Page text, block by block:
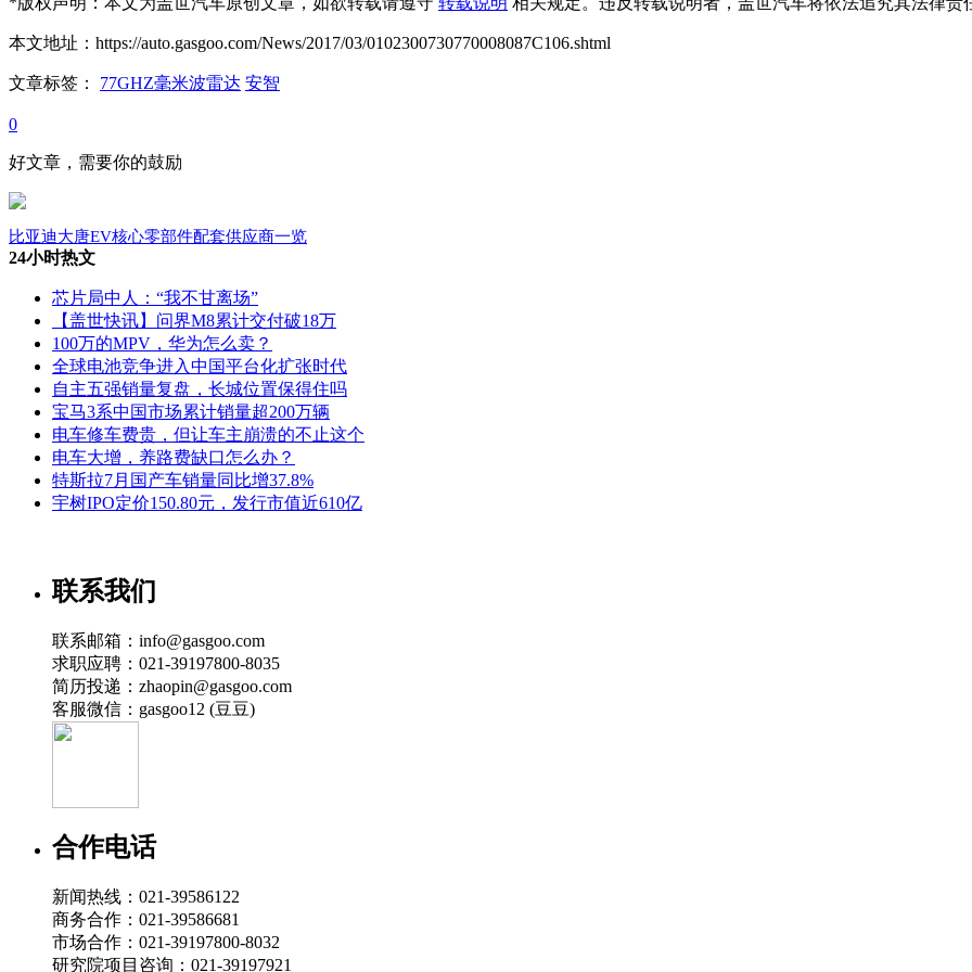
本文地址：https://auto.gasgoo.com/News/2017/03/0102300730770008087C106.shtml
文章标签： 77GHZ毫米波雷达 安智
0
好文章，需要你的鼓励
比亚迪大唐EV核心零部件配套供应商一览
24小时热文
芯片局中人：“我不甘离场”
【盖世快讯】问界M8累计交付破18万
100万的MPV，华为怎么卖？
全球电池竞争进入中国平台化扩张时代
自主五强销量复盘，长城位置保得住吗
宝马3系中国市场累计销量超200万辆
电车修车费贵，但让车主崩溃的不止这个
电车大增，养路费缺口怎么办？
特斯拉7月国产车销量同比增37.8%
宇树IPO定价150.80元，发行市值近610亿
联系我们
联系邮箱：info@gasgoo.com
求职应聘：021-39197800-8035
简历投递：zhaopin@gasgoo.com
客服微信：gasgoo12 (豆豆)
合作电话
新闻热线：021-39586122
商务合作：021-39586681
市场合作：021-39197800-8032
研究院项目咨询：021-39197921